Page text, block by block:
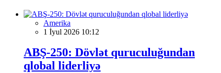
Amerika
1 İyul 2026 10:12
ABŞ-250: Dövlət quruculuğundan
qlobal liderliyə